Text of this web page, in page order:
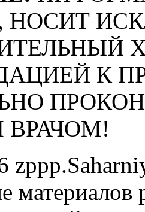
НОСИТ
К
материалов